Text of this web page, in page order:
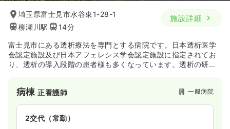
給与 31.5 万円/月 賞与2回
※経験15年の例
時間 8:45～17:45
オンコールあり
担当業務未経験可 月給32万円以上可
気になる 詳細を見る
埼玉県富士見市水谷東1-28-1
柳瀬川駅
14分
施設詳細
富士見市にある透析療法を専門とする病院です。日本透析医学
会認定施設及び日本アフェレシス学会認定施設に指定されてお
り、透析の導入段階の患者様も多くなっています。透析の研修
病棟正看護師 一般病院
2交代（常勤）